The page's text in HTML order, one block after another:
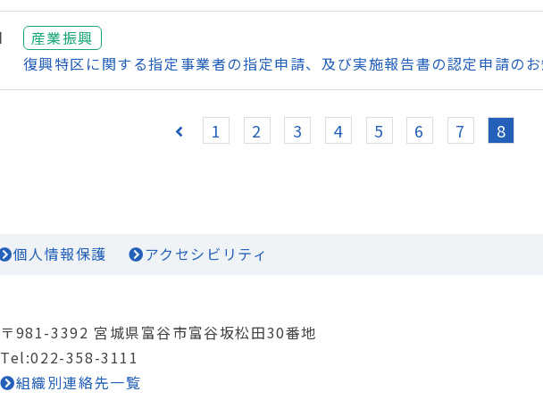
産業振興
復興特区に関する指定事業者の指定申請、及び実施報告書の認定申請の
1 2 3 4 5 6 7 8
個人情報保護 アクセシビリティ
〒981-3392 宮城県富谷市富谷坂松田30番地
Tel:022-358-3111
組織別連絡先一覧